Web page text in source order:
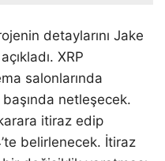
detaylarını Jake
XRP
salonlarında
netleşecek.
itiraz edip
belirlenecek. İtiraz